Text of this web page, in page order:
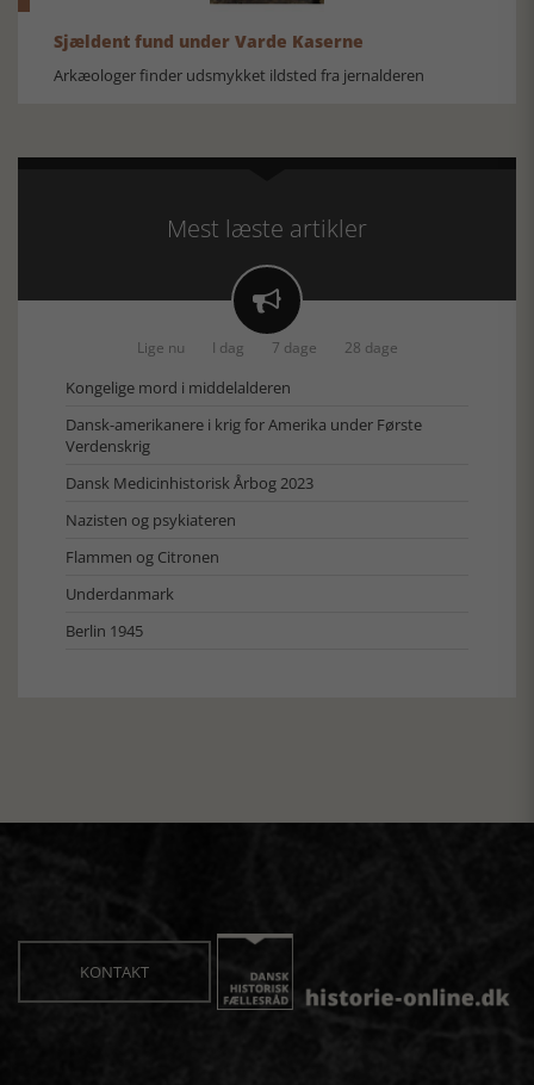
Sjældent fund under Varde Kaserne
Arkæologer finder udsmykket ildsted fra jernalderen
Mest læste artikler

Lige nu I dag 7 dage 28 dage
Kongelige mord i middelalderen
Dansk-amerikanere i krig for Amerika under Første
Verdenskrig
Dansk Medicinhistorisk Årbog 2023
Nazisten og psykiateren
Flammen og Citronen
Underdanmark
Berlin 1945
KONTAKT